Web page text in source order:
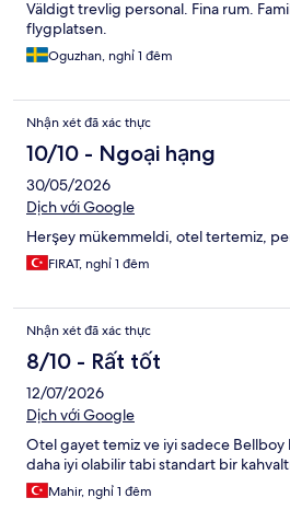
Väldigt trevlig personal. Fina rum.
flygplatsen.
Oguzhan, nghỉ 1 đêm
Nhận xét đã xác thực
10/10 - Ngoại hạng
30/05/2026
Dịch với Google
Herşey mükemmeldi, otel tertemiz,
FIRAT, nghỉ 1 đêm
Nhận xét đã xác thực
8/10 - Rất tốt
12/07/2026
Dịch với Google
Otel gayet temiz ve iyi sadece Bellboy
daha iyi olabilir tabi standart bir
Mahir, nghỉ 1 đêm